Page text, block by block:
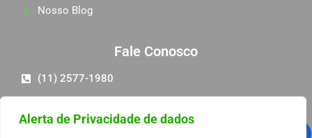
Alerta de Privacidade de dados
Nosso Blog
Fale Conosco
(11) 2577-1980